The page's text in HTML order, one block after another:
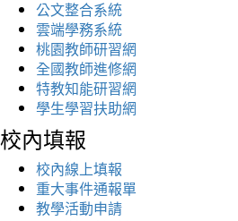
公文整合系統
雲端學務系統
桃園教師研習網
全國教師進修網
特教知能研習網
學生學習扶助網
校內填報
校內線上填報
重大事件通報單
教學活動申請